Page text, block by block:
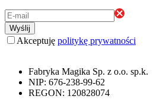
Wyślij
Akceptuję politykę prywatności
Fabryka Magika Sp. z o.o. sp.k.
NIP: 676-238-99-62
REGON: 120828074